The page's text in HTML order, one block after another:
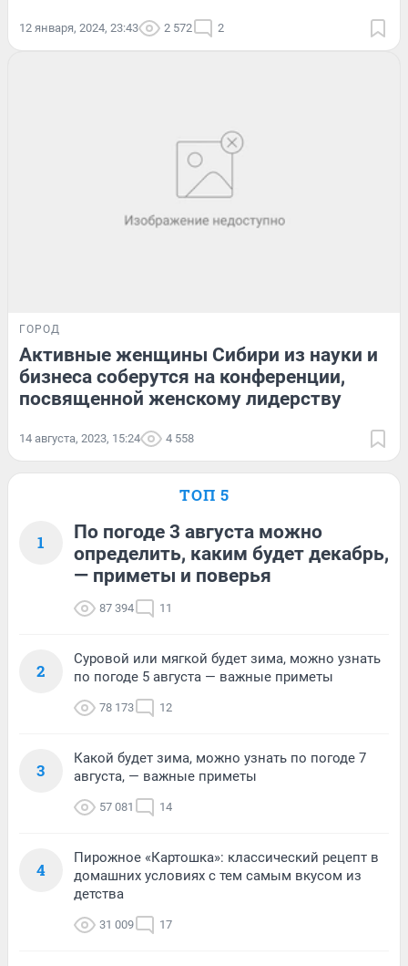
12 января, 2024, 23:43 2 572 2
ГОРОД
Активные женщины Сибири из науки и
бизнеса соберутся на конференции,
посвященной женскому лидерству
14 августа, 2023, 15:24 4 558
ТОП 5
1
По погоде 3 августа можно
определить, каким будет декабрь,
— приметы и поверья
87 394 11
2
Суровой или мягкой будет зима, можно узнать
по погоде 5 августа — важные приметы
78 173 12
3
Какой будет зима, можно узнать по погоде 7
августа, — важные приметы
57 081 14
4
Пирожное «Картошка»: классический рецепт в
домашних условиях с тем самым вкусом из
детства
31 009 17